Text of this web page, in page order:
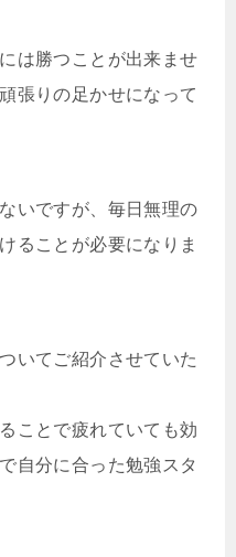
は勝つことが出来ませ
張りの足かせになって
いですが、毎日無理の
ることが必要になりま
いてご紹介させていた
ことで疲れていても効
自分に合った勉強スタ